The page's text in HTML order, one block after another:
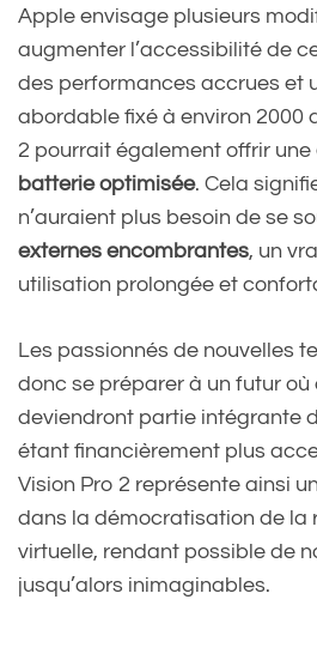
Apple envisage plusieurs
augmenter l’accessibilité de
des performances accrues et
abordable fixé à environ 2000
2 pourrait également offrir une
batterie optimisée. Cela
n’auraient plus besoin de se
externes encombrantes, un
utilisation prolongée et
Les passionnés de nouvelles
donc se préparer à un futur où
deviendront partie intégrante
étant financièrement plus
Vision Pro 2 représente ainsi
dans la démocratisation de la
virtuelle, rendant possible de
jusqu’alors inimaginables.